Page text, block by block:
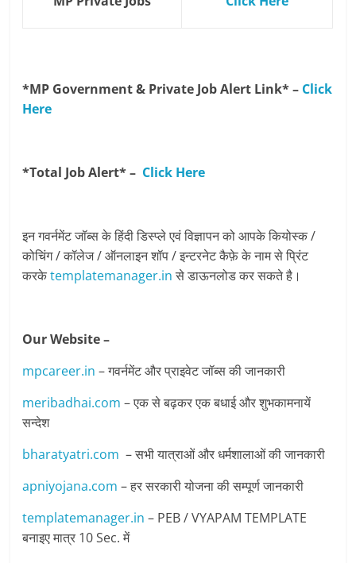
*MP Government & Private Job Alert Link* – Click
Here
*Total Job Alert* – Click Here
इन गवर्नमेंट जॉब्स के हिंदी डिस्प्ले एवं विज्ञापन को आपके कियोस्क /
कोचिंग / कॉलेज / ऑनलाइन शॉप / इन्टरनेट कैफ़े के नाम से प्रिंट
करकेtemplatemanager.inसे डाऊनलोड कर सकते है।
Our Website –
mpcareer.in – गवर्नमेंट और प्राइवेट जॉब्‍स की जानकारी
meribadhai.com – एक से बढ़कर एक बधाई और शुभकामनायें
सन्देश
bharatyatri.com – सभी यात्राओं और धर्मशालाओं की जानकारी
apniyojana.com – हर सरकारी योजना की सम्पूर्ण जानकारी
templatemanager.in – PEB / VYAPAM TEMPLATE
बनाइए मात्र 10 Sec. में